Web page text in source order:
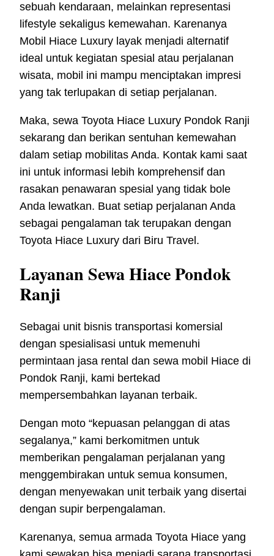
sebuah kendaraan, melainkan representasi
lifestyle sekaligus kemewahan. Karenanya
Mobil Hiace Luxury layak menjadi alternatif
ideal untuk kegiatan spesial atau perjalanan
wisata, mobil ini mampu menciptakan impresi
yang tak terlupakan di setiap perjalanan.
Maka, sewa Toyota Hiace Luxury Pondok Ranji
sekarang dan berikan sentuhan kemewahan
dalam setiap mobilitas Anda. Kontak kami saat
ini untuk informasi lebih komprehensif dan
rasakan penawaran spesial yang tidak bole
Anda lewatkan. Buat setiap perjalanan Anda
sebagai pengalaman tak terupakan dengan
Toyota Hiace Luxury dari Biru Travel.
Layanan Sewa Hiace Pondok
Ranji
Sebagai unit bisnis transportasi komersial
dengan spesialisasi untuk memenuhi
permintaan jasa rental dan sewa mobil Hiace di
Pondok Ranji, kami bertekad
mempersembahkan layanan terbaik.
Dengan moto “kepuasan pelanggan di atas
segalanya,” kami berkomitmen untuk
memberikan pengalaman perjalanan yang
menggembirakan untuk semua konsumen,
dengan menyewakan unit terbaik yang disertai
dengan supir berpengalaman.
Karenanya, semua armada Toyota Hiace yang